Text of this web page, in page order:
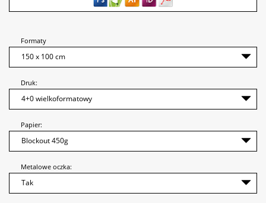
Formaty
Druk:
Papier:
Metalowe oczka: